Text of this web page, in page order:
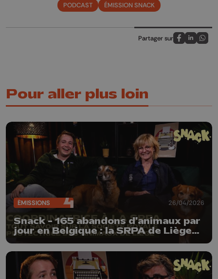
PODCAST ÉMISSION SNACK
Partager sur
Partagez sur
Partagez
Pour aller plus loin
ÉMISSIONS 26/04/2026
Snack - 165 abandons d'animaux par
jour en Belgique : la SRPA de Liège